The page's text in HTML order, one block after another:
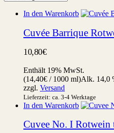
In den Warenkorb
Cuvée Barrique
10,80€
Enthält 19% MwSt.
(14,40€ / 1000 ml)Alk. 14,0
zzgl. Versand
Lieferzeit: ca. 3-4 Werktage
In den Warenkorb
Cuvee No. I Rotwein